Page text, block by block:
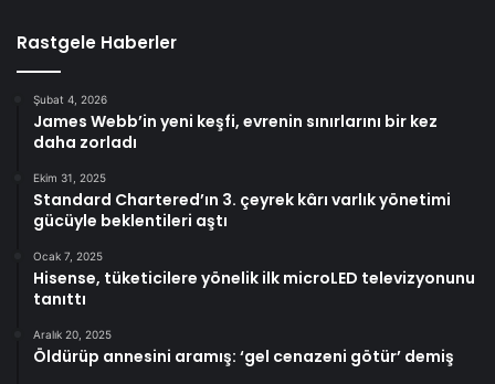
Rastgele Haberler
Şubat 4, 2026
James Webb’in yeni keşfi, evrenin sınırlarını bir kez
daha zorladı
Ekim 31, 2025
Standard Chartered’ın 3. çeyrek kârı varlık yönetimi
gücüyle beklentileri aştı
Ocak 7, 2025
Hisense, tüketicilere yönelik ilk microLED televizyonunu
tanıttı
Aralık 20, 2025
Öldürüp annesini aramış: ‘gel cenazeni götür’ demiş